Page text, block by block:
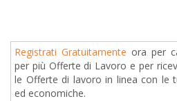
Registrati Gratuitamente ora per
per più Offerte di Lavoro e per
le Offerte di lavoro in linea con le
ed economiche.